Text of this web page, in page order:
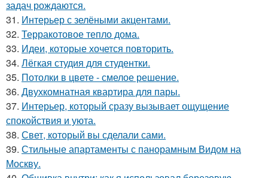
задач рождаются.
31. Интерьер с зелёными акцентами.
32. Терракотовое тепло дома.
33. Идеи, которые хочется повторить.
34. Лёгкая студия для студентки.
35. Потолки в цвете - смелое решение.
36. Двухкомнатная квартира для пары.
37. Интерьер, который сразу вызывает ощущение
спокойствия и уюта.
38. Свет, который вы сделали сами.
39. Стильные апартаменты с панорамным Видом на
Москву.